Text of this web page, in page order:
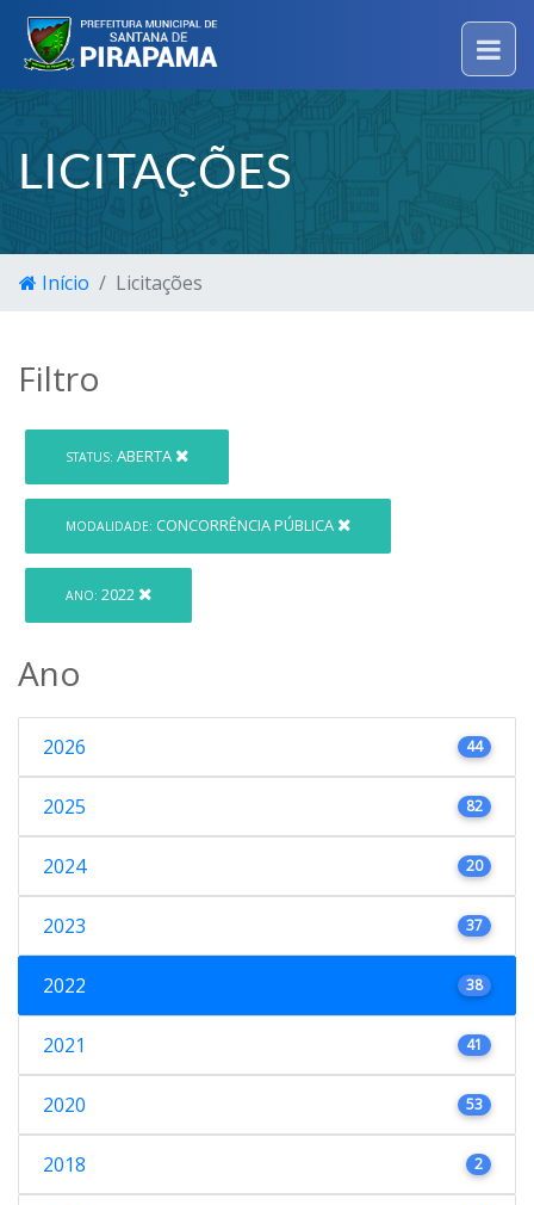
LICITAÇÕES
Início Licitações
Filtro
STATUS: ABERTA
MODALIDADE: CONCORRÊNCIA PÚBLICA
ANO: 2022
Ano
2026 44
2025 82
2024 20
2023 37
2022 38
2021 41
2020 53
2018 2